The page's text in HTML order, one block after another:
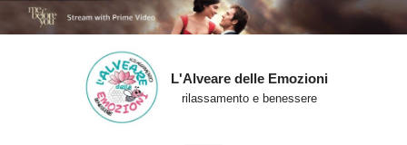
L'Alveare delle Emozioni
rilassamento e benessere